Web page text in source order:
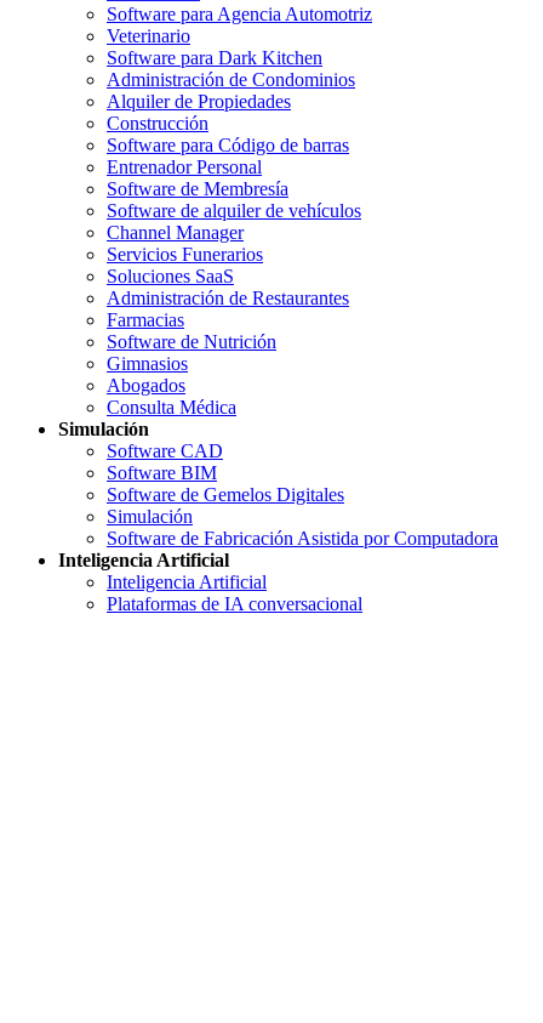
Software para Agencia Automotriz
Veterinario
Software para Dark Kitchen
Administración de Condominios
Alquiler de Propiedades
Construcción
Software para Código de barras
Entrenador Personal
Software de Membresía
Software de alquiler de vehículos
Channel Manager
Servicios Funerarios
Soluciones SaaS
Administración de Restaurantes
Farmacias
Software de Nutrición
Gimnasios
Abogados
Consulta Médica
Simulación
Software CAD
Software BIM
Software de Gemelos Digitales
Simulación
Software de Fabricación Asistida por Computadora
Inteligencia Artificial
Inteligencia Artificial
Plataformas de IA conversacional